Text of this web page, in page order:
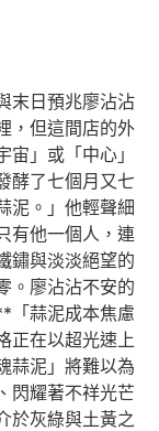
末日預兆廖沾沾
，但這間店的外
」或「中心」
酵了七個月又七
泥。」他輕聲細
有他一個人，連
鏽與淡淡絕望的
。廖沾沾不安的
「蒜泥成本焦慮
正在以超光速上
蒜泥」將難以為
閃耀著不祥光芒
於灰綠與土黃之